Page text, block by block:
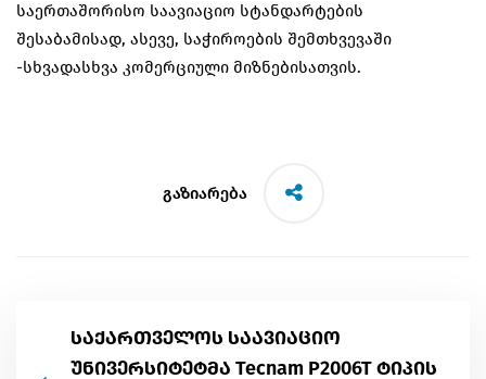
საერთაშორისო საავიაციო სტანდარტების
შესაბამისად, ასევე, საჭიროების შემთხვევაში
-სხვადასხვა კომერციული მიზნებისათვის.
გაზიარება
საქართველოს საავიაციო
უნივერსიტეტმა Tecnam P2006T ტიპის